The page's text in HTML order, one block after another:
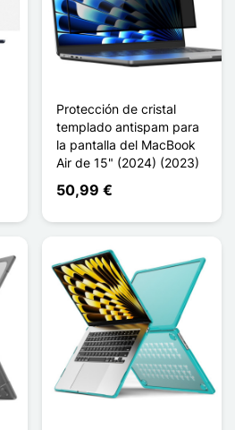
Protección de cristal
templado antispam para
la pantalla del MacBook
Air de 15" (2024) (2023)
50,99 €